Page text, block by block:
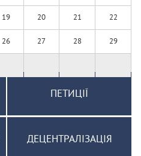
19 20 21 22
26 27 28 29
ПЕТИЦІЇ
ДЕЦЕНТРАЛІЗАЦІЯ